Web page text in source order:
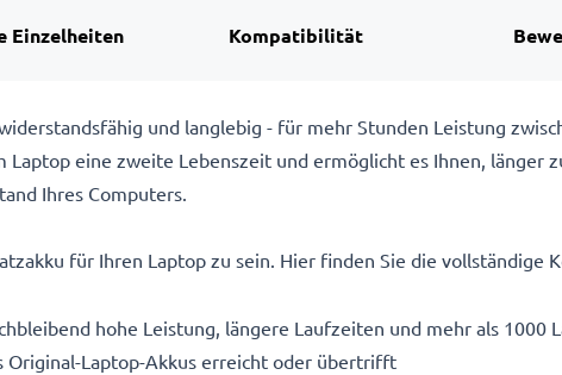
Einzelheiten Kompatibilität
und langlebig - für mehr Stunden Leistung
Laptop eine zweite Lebenszeit und ermöglicht es Ihnen, länger
Ihres Computers.
für Ihren Laptop zu sein. Hier finden Sie die vollständige
hohe Leistung, längere Laufzeiten und mehr als
Original-Laptop-Akkus erreicht oder übertrifft